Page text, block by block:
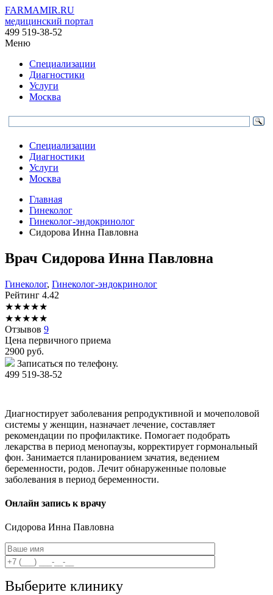
FARMAMIR.RU
медицинский портал
499 519-38-52
Меню
Специализации
Диагностики
Услуги
Москва
Специализации
Диагностики
Услуги
Москва
Главная
Гинеколог
Гинеколог-эндокринолог
Сидорова Инна Павловна
Врач Сидорова Инна Павловна
Гинеколог, Гинеколог-эндокринолог
Рейтинг 4.42
★★★★★
★★★★★
Отзывов 9
Цена первичного приема
2900 руб.
Записаться по телефону.
499 519-38-52
Диагностирует заболевания репродуктивной и мочеполовой
системы у женщин, назначает лечение, составляет
рекомендации по профилактике. Помогает подобрать
лекарства в период менопаузы, корректирует гормональный
фон. Занимается планированием зачатия, ведением
беременности, родов. Лечит обнаруженные половые
заболевания в период беременности.
Онлайн запись к врачу
Сидорова Инна Павловна
Выберите клинику